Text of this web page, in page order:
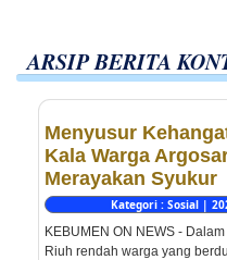
ARSIP BERITA
Menyusur
Kala Warga
Merayakan Syukur
Kategori : Sosial |
KEBUMEN ON NEWS -
Riuh rendah warga yang